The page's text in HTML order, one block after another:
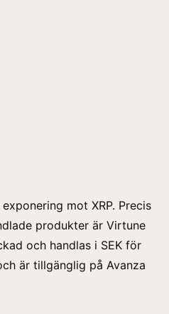
mot XRP. Precis
produkter är Virtune
och handlas i SEK för
är tillgänglig på Avanza